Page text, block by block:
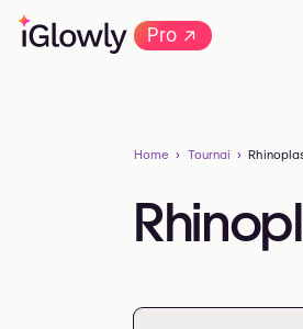
Pro→
Home Tournai